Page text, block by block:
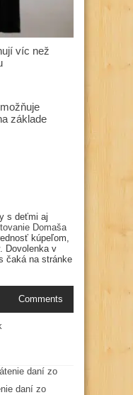
víc než
základe
s deťmi aj
Domaša
kúpeľom,
. Dovolenka v
čaká na stránke
Comments
daní zo